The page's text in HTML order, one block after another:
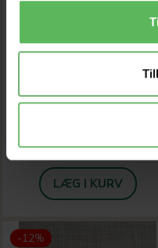
110,00 DKK
15,00 DKK
Tilbud udløber 08/08/
pakke
LÆG I KURV
-12%